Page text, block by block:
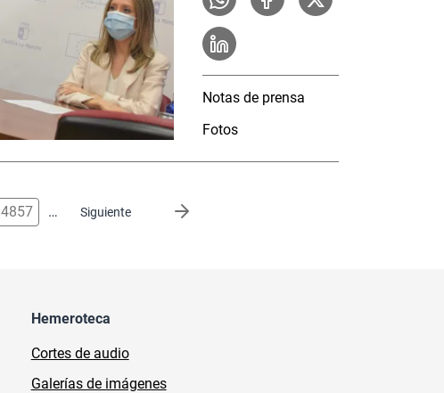
Notas de prensa
Fotos
4857 … Siguiente
Siguiente página
Hemeroteca
Cortes de audio
Galerías de imágenes